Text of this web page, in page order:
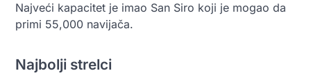
Najveći kapacitet je imao San Siro koji je mogao da
primi 55,000 navijača.
Najbolji strelci